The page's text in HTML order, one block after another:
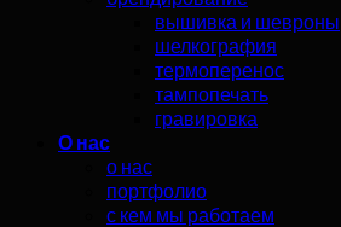
вышивка и шевроны
шелкография
термоперенос
тампопечать
гравировка
О нас
о нас
портфолио
с кем мы работаем